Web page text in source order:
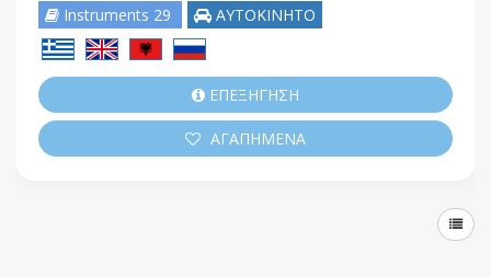
Instruments 29 ΑΥΤΟΚΙΝΗΤΟ
ΕΠΕΞΗΓΗΣΗ
ΑΓΑΠΗΜΕΝΑ